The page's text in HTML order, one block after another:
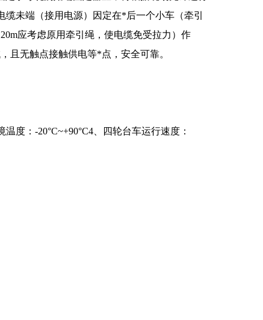
未端（接用电源）因定在*后一个小车（牵引
应考虑原用牵引绳，使电缆免受拉力）作
且无触点接触供电等*点，安全可靠。
度：-20°C~+90°C4、四轮台车运行速度：